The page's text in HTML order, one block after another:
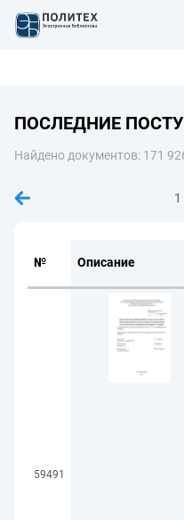
ПОСЛЕДНИЕ
Найдено документов: 171
1
№ Описание
59491